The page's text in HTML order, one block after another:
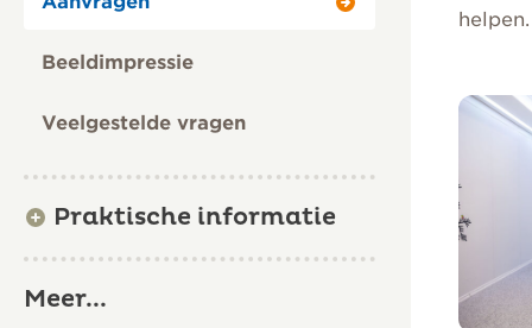
Beeldimpressie
Veelgestelde vragen
Praktische informatie
Meer...
helpen.